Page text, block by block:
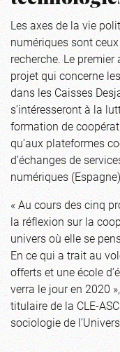
Les axes de la vie
numériques sont
recherche. Le premier
projet qui concerne
dans les Caisses
s’intéresseront à la
formation de
qu’aux plateformes
d’échanges de
numériques
« Au cours des cinq
la réflexion sur la
univers où elle se
En ce qui a trait au
offerts et une école
verra le jour en 2020
titulaire de la CLE-
sociologie de